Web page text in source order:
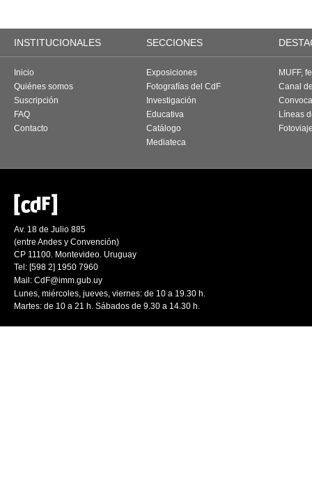
INSTITUCIONALES SECCIONES
Inicio
Quiénes somos
Suscripción
FAQ
Contacto
Exposiciones
Fotografías del CdF
Investigación
Educativa
Catálogo
Mediateca
MUFF,
Canal
Líneas
Av. 18 de Julio 885
(entre Andes y Convención)
CP 11100. Montevideo. Uruguay
Tel: [598 2] 1950 7960
Mail: CdF@imm.gub.uy
Lunes, miércoles, jueves, viernes: de 10 a 19.30 h.
Martes: de 10 a 21 h. Sábados de 9.30 a 14.30 h.